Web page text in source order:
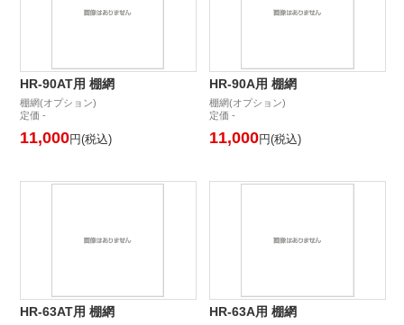
HR-90AT用 棚網
棚網(オプション)
定価 -
11,000円(税込)
HR-90A用 棚網
棚網(オプション)
定価 -
11,000円(税込)
HR-63AT用 棚網 HR-63A用 棚網